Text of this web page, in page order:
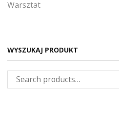
Warsztat
WYSZUKAJ PRODUKT